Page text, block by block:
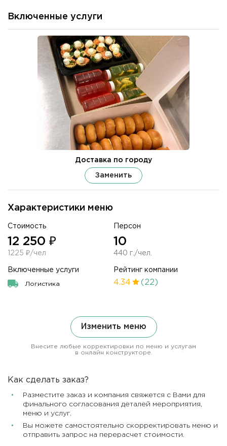
Характеристики меню
Стоимость
12 250 ₽
1225 ₽/чел
Персон
10
440 г./чел.
Включенные услуги
Логистика
Рейтинг компании
4.34 (22)
Изменить меню
Внесите любые корректировки по меню и услугам
в онлайн конструкторе.
Включенные услуги
Доставка по городу
Заменить
Как сделать заказ?
Разместите заказ и компания свяжется с Вами для
финального согласования деталей мероприятия,
меню и услуг.
Вы можете самостоятельно скорректировать меню и
отправить запрос на перерасчет стоимости.